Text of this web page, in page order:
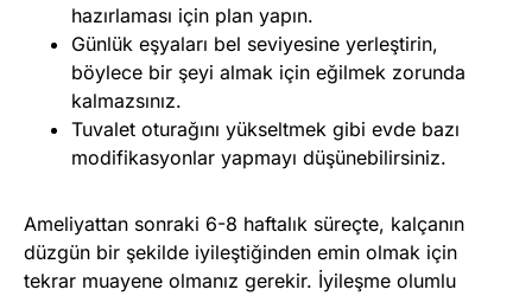
hazırlaması için plan yapın.
Günlük eşyaları bel seviyesine yerleştirin,
böylece bir şeyi almak için eğilmek zorunda
kalmazsınız.
Tuvalet oturağını yükseltmek gibi evde bazı
modifikasyonlar yapmayı düşünebilirsiniz.
Ameliyattan sonraki 6-8 haftalık süreçte, kalçanın
düzgün bir şekilde iyileştiğinden emin olmak için
tekrar muayene olmanız gerekir. İyileşme olumlu